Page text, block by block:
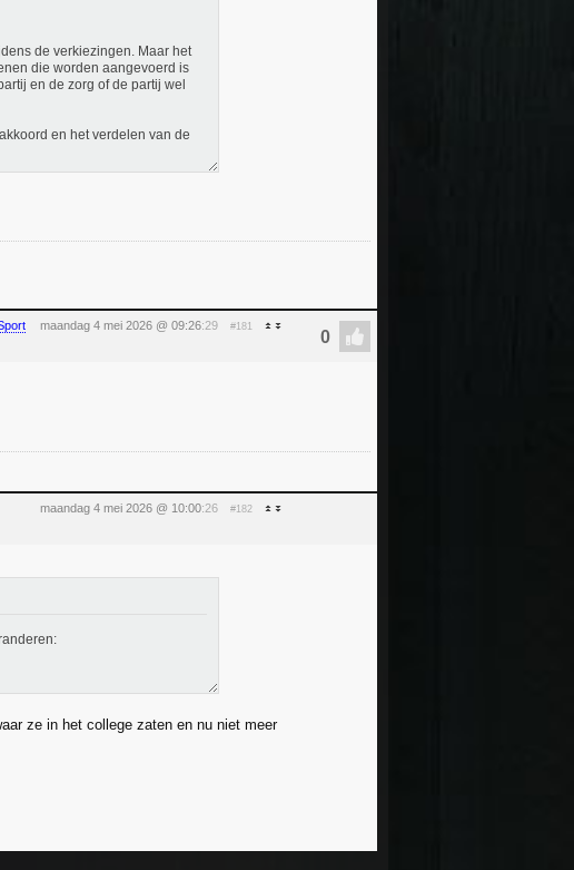
de verkiezingen. Maar het
die worden aangevoerd is
en de zorg of de partij wel
en het verdelen van de
maandag 4 mei 2026 @ 09:26:29 #181
maandag 4 mei 2026 @ 10:00:26 #182
ze in het college zaten en nu niet meer